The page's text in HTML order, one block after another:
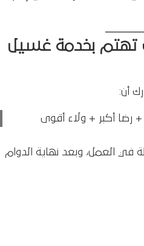
تهتم بخدمة غسيل
أن:
رضا أكبر + ولاء أقوى
العمل، وبعد نهاية الدوام